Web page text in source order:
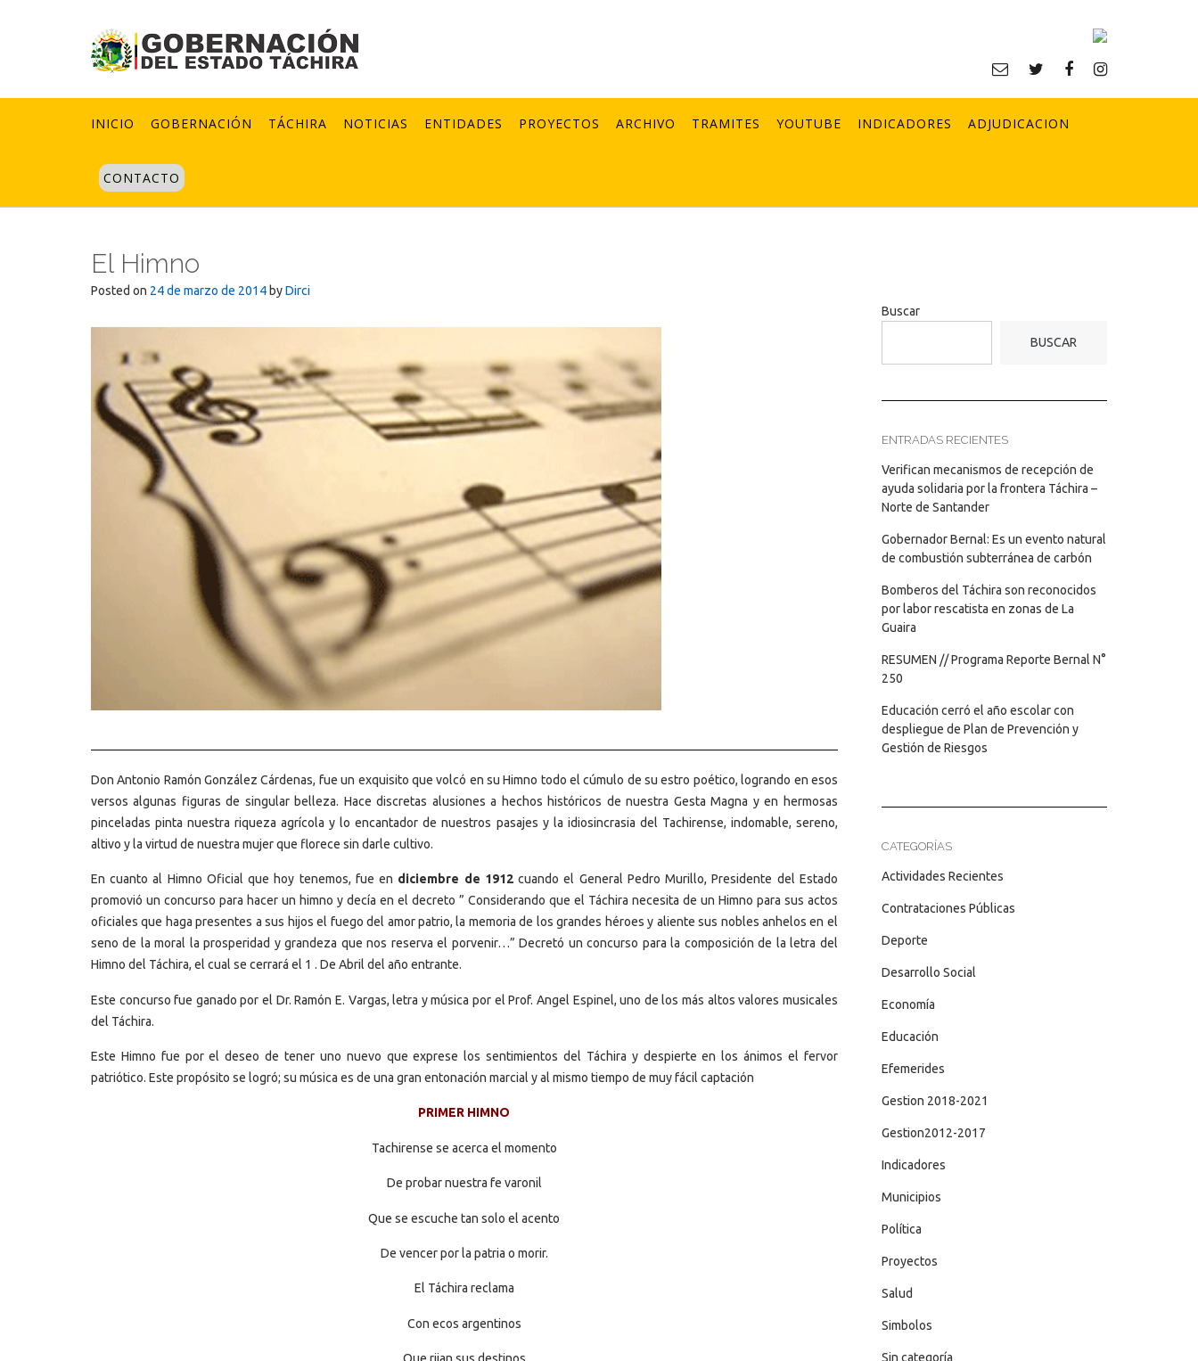
INICIO GOBERNACIÓN TÁCHIRA NOTICIAS ENTIDADES PROYECTOS ARCHIVO TRAMITES YOUTUBE INDICADORES ADJUDICACION
CONTACTO
El Himno
Posted on 24 de marzo de 2014 byDirci
Don Antonio Ramón González Cárdenas, fue un exquisito que volcó en su Himno todo el cúmulo de su estro poético, logrando en esos
versos algunas figuras de singular belleza. Hace discretas alusiones a hechos históricos de nuestra Gesta Magna y en hermosas
pinceladas pinta nuestra riqueza agrícola y lo encantador de nuestros pasajes y la idiosincrasia del Tachirense, indomable, sereno,
altivo y la virtud de nuestra mujer que florece sin darle cultivo.
En cuanto al Himno Oficial que hoy tenemos, fue en diciembre de 1912cuando el General Pedro Murillo, Presidente del Estado
promovió un concurso para hacer un himno y decía en el decreto ” Considerando que el Táchira necesita de un Himno para sus actos
oficiales que haga presentes a sus hijos el fuego del amor patrio, la memoria de los grandes héroes y aliente sus nobles anhelos en el
seno de la moral la prosperidad y grandeza que nos reserva el porvenir…” Decretó un concurso para la composición de la letra del
Himno del Táchira, el cual se cerrará el 1 . De Abril del año entrante.
Este concurso fue ganado por el Dr. Ramón E. Vargas, letra y música por el Prof. Angel Espinel, uno de los más altos valores musicales
del Táchira.
Este Himno fue por el deseo de tener uno nuevo que exprese los sentimientos del Táchira y despierte en los ánimos el fervor
patriótico. Este propósito se logró; su música es de una gran entonación marcial y al mismo tiempo de muy fácil captación
PRIMER HIMNO
Tachirense se acerca el momento
De probar nuestra fe varonil
Que se escuche tan solo el acento
De vencer por la patria o morir.
El Táchira reclama
Con ecos argentinos
Buscar
BUSCAR
ENTRADAS RECIENTES
Verifican mecanismos de recepción de
ayuda solidaria por la frontera Táchira –
Norte de Santander
Gobernador Bernal: Es un evento natural
de combustión subterránea de carbón
Bomberos del Táchira son reconocidos
por labor rescatista en zonas de La
Guaira
RESUMEN // Programa Reporte Bernal N°
250
Educación cerró el año escolar con
despliegue de Plan de Prevención y
Gestión de Riesgos
CATEGORÍAS
Actividades Recientes
Contrataciones Públicas
Deporte
Desarrollo Social
Economía
Educación
Efemerides
Gestion 2018-2021
Gestion2012-2017
Indicadores
Municipios
Política
Proyectos
Salud
Simbolos
Sin categoría